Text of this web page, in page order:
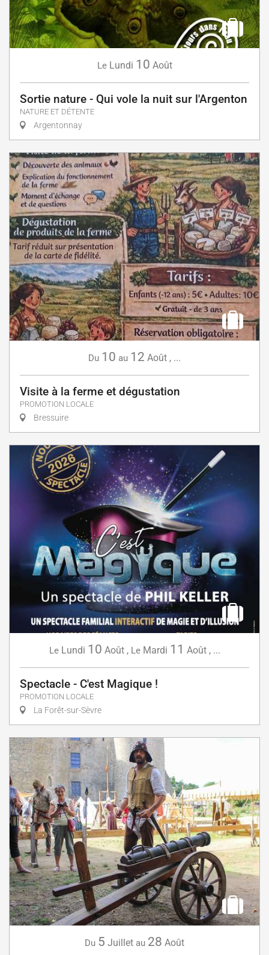
Le Lundi 10 Août
Sortie nature - Qui vole la nuit sur l'Argenton
NATURE ET DÉTENTE
Argentonnay
Du 10 au 12 Août , ...
Visite à la ferme et dégustation
PROMOTION LOCALE
Bressuire
Le Lundi 10 Août, Le Mardi 11 Août, ...
Spectacle - C'est Magique !
PROMOTION LOCALE
La Forêt-sur-Sèvre
Du 5 Juillet au 28 Août